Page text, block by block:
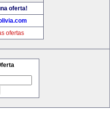
oferta!
ofertas